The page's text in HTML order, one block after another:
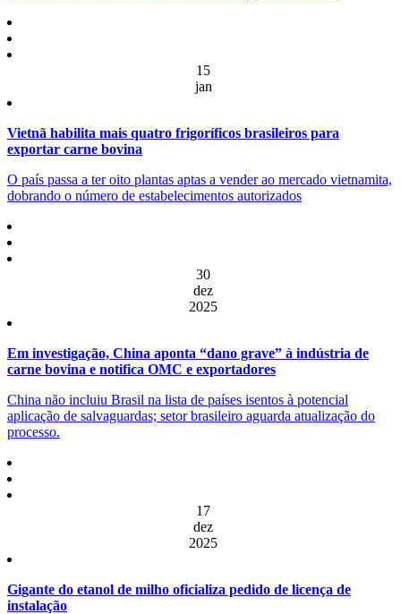
15
jan
Vietnã habilita mais quatro frigoríficos brasileiros para
exportar carne bovina
O país passa a ter oito plantas aptas a vender ao mercado vietnamita,
dobrando o número de estabelecimentos autorizados
30
dez
2025
Em investigação, China aponta “dano grave” à indústria de
carne bovina e notifica OMC e exportadores
China não incluiu Brasil na lista de países isentos à potencial
aplicação de salvaguardas; setor brasileiro aguarda atualização do
processo.
17
dez
2025
Gigante do etanol de milho oficializa pedido de licença de
instalação